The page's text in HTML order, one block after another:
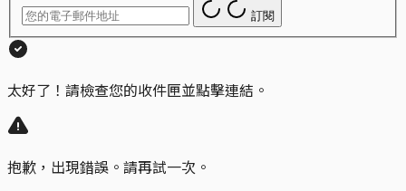
訂閱
太好了！請檢查您的收件匣並點擊連結。
抱歉，出現錯誤。請再試一次。